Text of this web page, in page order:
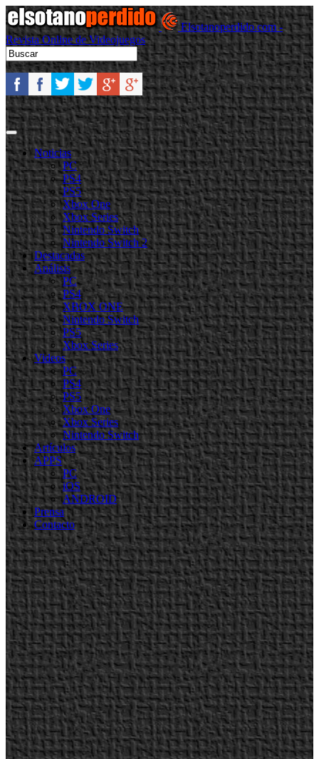
Elsotanoperdido.com -
Revista Online de Videojuegos
Noticias
PC
PS4
PS5
Xbox One
Xbox Series
Nintendo Switch
Nintendo Switch 2
Destacadas
Análisis
PC
PS4
XBOX ONE
Nintendo Switch
PS5
Xbox Series
Videos
PC
PS4
PS5
Xbox One
Xbox Series
Nintendo Switch
Artículos
APPS
PC
iOS
ANDROID
Prensa
Contacto